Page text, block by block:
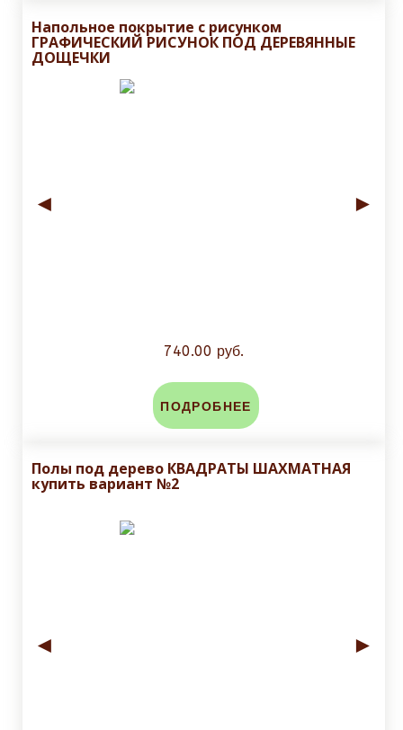
Напольное покрытие с рисунком
ГРАФИЧЕСКИЙ РИСУНОК ПОД ДЕРЕВЯННЫЕ
ДОЩЕЧКИ
◄ ►
740.00 руб.
ПОДРОБНЕЕ
Полы под дерево КВАДРАТЫ ШАХМАТНАЯ
купить вариант №2
◄ ►